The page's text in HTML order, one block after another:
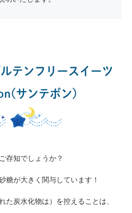
テンフリースイーツ
サンテボン)
存知でしょうか？
糖が大きく関与しています！
た炭水化物は）を控えることは、